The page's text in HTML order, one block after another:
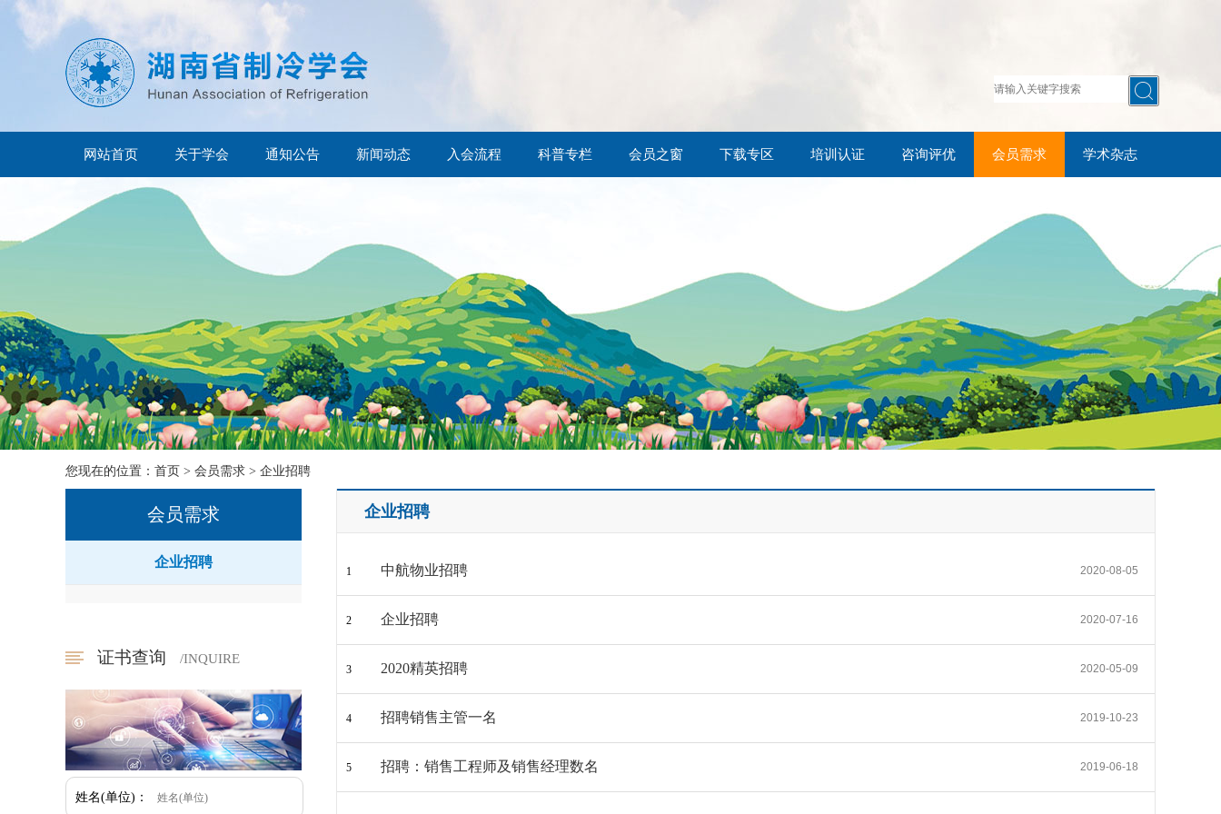
网站首页 关于学会 通知公告 新闻动态 入会流程 科普专栏 会员之窗 下载专区 培训认证 咨询评优 会员需求 学术杂志
您现在的位置： 首页 > 会员需求 > 企业招聘
会员需求
企业招聘
证书查询 /INQUIRE
姓名(单位)：
企业招聘
1 2020-08-05
中航物业招聘
2 2020-07-16
企业招聘
3 2020-05-09
2020精英招聘
4 2019-10-23
招聘销售主管一名
5 2019-06-18
招聘：销售工程师及销售经理数名